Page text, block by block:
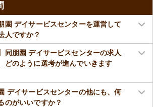
園 デイサービスセンターを運営して
人ですか？
同朋園 デイサービスセンターの求人
どのように選考が進んでいきます
デイサービスセンターの他にも、何
のがいいですか？